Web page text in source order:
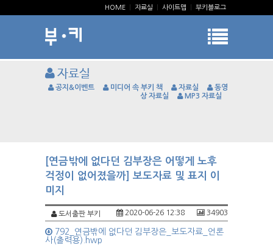
HOME 자료실 사이트맵 부키블로그
자료실
공지&이벤트 미디어 속 부키 책 자료실
동영
상 자료실
MP3 자료실
[연금밖에 없다던 김부장은 어떻게 노후
걱정이 없어졌을까] 보도자료 및 표지 이
미지
도서출판 부키 34903
2020-06-26 12:38
792_연금밖에 없다던 김부장은_보도자료_언론
사(출력용).hwp